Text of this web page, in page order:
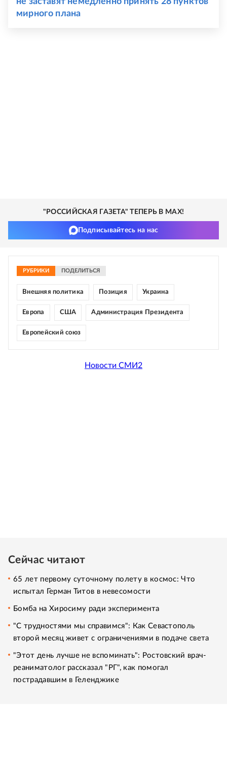
мирного плана
"РОССИЙСКАЯ ГАЗЕТА" ТЕПЕРЬ В MAX!
Подписывайтесь на нас
РУБРИКИ ПОДЕЛИТЬСЯ
Внешняя политика Позиция Украина
Европа США Администрация Президента
Европейский союз
Новости СМИ2
Сейчас читают
65 лет первому суточному полету в космос: Что
испытал Герман Титов в невесомости
Бомба на Хиросиму ради эксперимента
"С трудностями мы справимся": Как Севастополь
второй месяц живет с ограничениями в подаче света
"Этот день лучше не вспоминать": Ростовский врач-
реаниматолог рассказал "РГ", как помогал
пострадавшим в Геленджике